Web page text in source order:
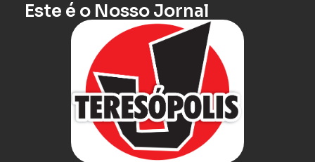
Este é o Nosso Jornal